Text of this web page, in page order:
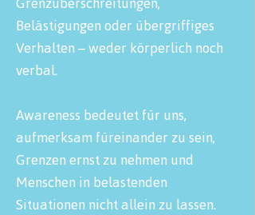
Belästigungen oder übergriffiges
Verhalten – weder körperlich noch
verbal. ​
Awareness bedeutet für uns,
aufmerksam füreinander zu sein,
Grenzen ernst zu nehmen und
Menschen in belastenden
Situationen nicht allein zu lassen.